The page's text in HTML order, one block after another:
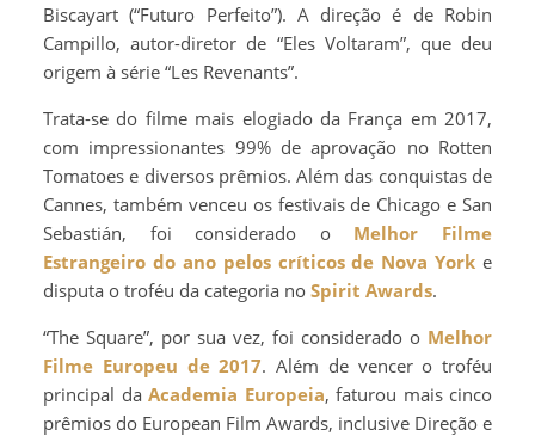
Biscayart (“Futuro Perfeito”). A direção é de Robin
Campillo, autor-diretor de “Eles Voltaram”, que deu
origem à série “Les Revenants”.
Trata-se do filme mais elogiado da França em 2017,
com impressionantes 99% de aprovação no Rotten
Tomatoes e diversos prêmios. Além das conquistas de
Cannes, também venceu os festivais de Chicago e San
Sebastián, foi considerado o Melhor Filme
Estrangeiro do ano pelos críticos de Nova York e
disputa o troféu da categoria no Spirit Awards.
“The Square”, por sua vez, foi considerado o Melhor
Filme Europeu de 2017. Além de vencer o troféu
principal da Academia Europeia, faturou mais cinco
prêmios do European Film Awards, inclusive Direção e